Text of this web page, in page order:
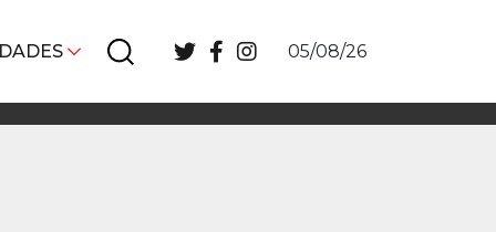
05/08/26